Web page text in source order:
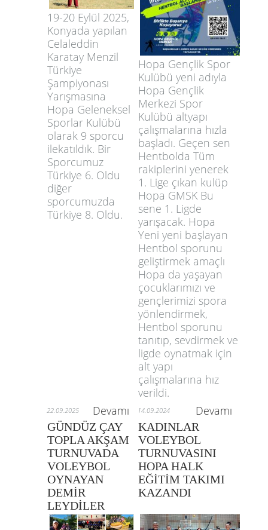
19-20 Eylül 2025,
Konyada yapılan
Celaleddin
Karatay Menzil
Türkiye
Şampiyonası
Yarışmasına
Hopa Geleneksel
Sporlar Kulübü
olarak 9 sporcu
ilekatıldık. Bir
Sporcumuz
Türkiye 6. Oldu
diğer
sporcumuzda
Türkiye 8. Oldu.
Hopa Gençlik Spor
Kulübü yeni adıyla
Hopa Gençlik
Merkezi Spor
Kulübü altyapı
çalışmalarına hızla
başladı. Geçen sen
Hentbolda Tüm
rakiplerini yenerek
1. Lige çıkan kulüp
Hopa GMSK Bu
sene 1. Ligde
yarışacak. Hopa
Yeni yeni başlayan
Hentbol sporunu
geliştirmek amaçlı
Hopa da yaşayan
çocuklarımızı ve
gençlerimizi spora
yönlendirmek,
Hentbol sporunu
tanıtıp, sevdirmek ve
ligde oynatmak için
alt yapı
çalışmalarına hız
verildi.
22.09.2025 Devamı 14.09.2024 Devamı
GÜNDÜZ ÇAY
TOPLA AKŞAM
TURNUVADA
VOLEYBOL
OYNAYAN
DEMİR
LEYDİLER
KADINLAR
VOLEYBOL
TURNUVASINI
HOPA HALK
EĞİTİM TAKIMI
KAZANDI